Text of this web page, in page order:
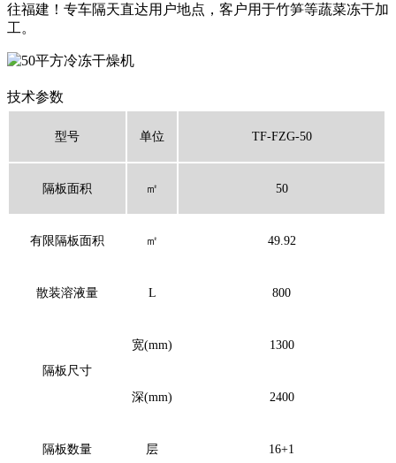
往福建！专车隔天直达用户地点，客户用于竹笋等蔬菜冻干加
工。
技术参数
型号 单位 TF-FZG-50
隔板面积 ㎡ 50
有限隔板面积 ㎡ 49.92
散装溶液量 L 800
隔板尺寸
宽(mm) 1300
深(mm) 2400
隔板数量 层 16+1